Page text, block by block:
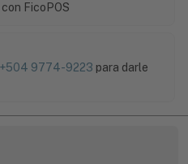
FicoPOS
+504 9774-9223 para darle